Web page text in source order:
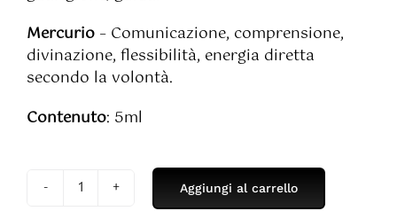
Mercurio – Comunicazione, comprensione,
divinazione, flessibilità, energia diretta
secondo la volontà.
Contenuto: 5ml
Olio
Aggiungi al carrello